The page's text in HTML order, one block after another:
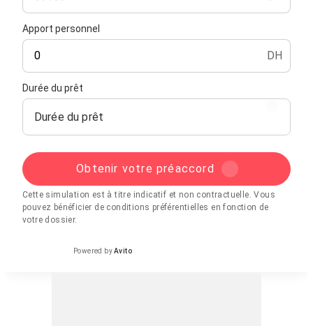
Apport personnel
DH
Durée du prêt
Durée du prêt
Obtenir votre préaccord
Cette simulation est à titre indicatif et non contractuelle. Vous
pouvez bénéficier de conditions préférentielles en fonction de
votre dossier.
Powered byAvito